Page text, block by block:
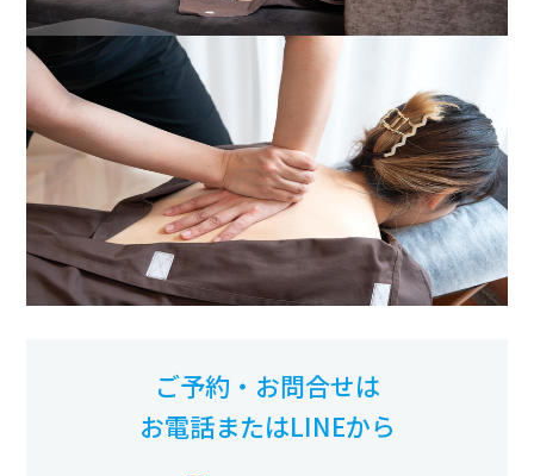
ご予約・お問合せは
お電話またはLINEから